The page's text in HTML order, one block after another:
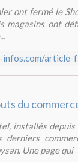
ont fermé le
magasins ont
installés
derniers
Une page qui